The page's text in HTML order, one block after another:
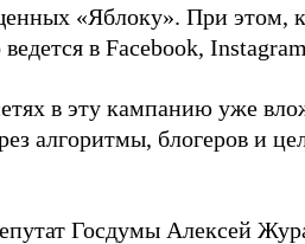
«Яблоку». При этом,
в Facebook,
в эту кампанию уже
алгоритмы, блогеров и
Госдумы Алексей